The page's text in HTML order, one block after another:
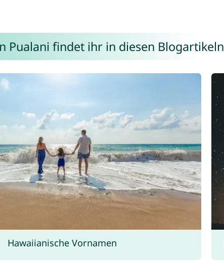
Pualani findet ihr in diesen Blogartikeln
Hawaiianische Vornamen